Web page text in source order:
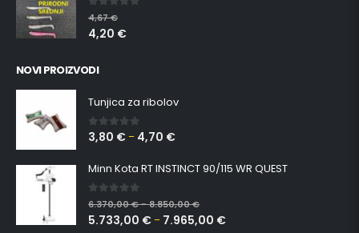
0 out of 5
4,67€
4,20 €
NOVI PROIZVODI
Tunjica za ribolov
0 out of 5
3,80 € – 4,70 €
Minn Kota RT INSTINCT 90/115 WR QUEST
0 out of 5
6.370,00€–8.850,00€
5.733,00 € – 7.965,00 €